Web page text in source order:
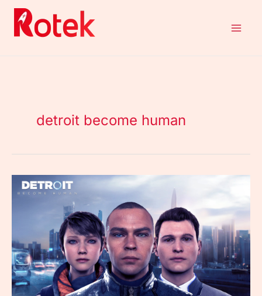
Aller
contenu
detroit become human
Detroit
Become
univers
riche
et
prenant